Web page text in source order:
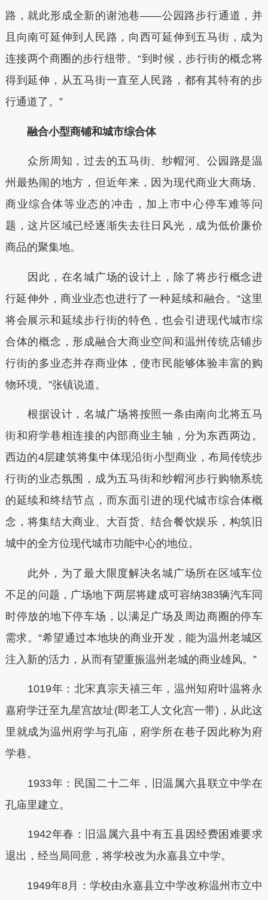
路，就此形成全新的谢池巷——公园路步行通道，并
且向南可延伸到人民路，向西可延伸到五马街，成为
连接两个商圈的步行纽带。“到时候，步行街的概念将
得到延伸，从五马街一直至人民路，都有其特有的步
行通道了。”
融合小型商铺和城市综合体
众所周知，过去的五马街、纱帽河、公园路是温
州最热闹的地方，但近年来，因为现代商业大商场、
商业综合体等业态的冲击，加上市中心停车难等问
题，这片区域已经逐渐失去往日风光，成为低价廉价
商品的聚集地。
因此，在名城广场的设计上，除了将步行概念进
行延伸外，商业业态也进行了一种延续和融合。“这里
将会展示和延续步行街的特色，也会引进现代城市综
合体的概念，形成融合大商业空间和温州传统店铺步
行街的多业态并存商业体，使市民能够体验丰富的购
物环境。”张镇说道。
根据设计，名城广场将按照一条由南向北将五马
街和府学巷相连接的内部商业主轴，分为东西两边。
西边的4层建筑将集中体现沿街小型商业，布局传统步
行街的业态氛围，成为五马街和纱帽河步行购物系统
的延续和终结节点，而东面引进的现代城市综合体概
念，将集结大商业、大百货、结合餐饮娱乐，构筑旧
城中的全方位现代城市功能中心的地位。
此外，为了最大限度解决名城广场所在区域车位
不足的问题，广场地下两层将建成可容纳383辆汽车同
时停放的地下停车场，以满足广场及周边商圈的停车
需求。“希望通过本地块的商业开发，能为温州老城区
注入新的活力，从而有望重振温州老城的商业雄风。”
1019年：北宋真宗天禧三年，温州知府叶温将永
嘉府学迁至九星宫故址(即老工人文化宫一带)，从此这
里就成为温州府学与孔庙，府学所在巷子因此称为府
学巷。
1933年：民国二十二年，旧温属六县联立中学在
孔庙里建立。
1942年春：旧温属六县中有五县因经费困难要求
退出，经当局同意，将学校改为永嘉县立中学。
1949年8月：学校由永嘉县立中学改称温州市立中